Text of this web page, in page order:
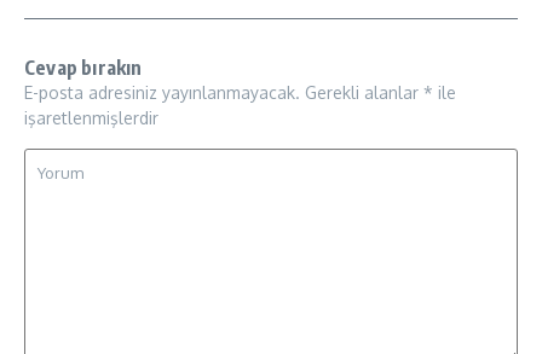
Cevap bırakın
E-posta adresiniz yayınlanmayacak. Gerekli alanlar * ile
işaretlenmişlerdir